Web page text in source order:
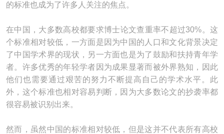
的标准也成为了许多人关注的焦点。
在中国，大多数高校都要求博士论文查重率不超过30%。这
个标准相对较低，一方面是因为中国的人口和文化背景决定
了中国学术界的现状，另一方面也是为了鼓励和扶持青年学
者。许多优秀的年轻学者因为成果显著而被外界熟知，因此
他们也需要通过艰苦的努力不断提高自己的学术水平。此
外，这个标准也相对容易判断，因为大多数论文的抄袭率都
很容易被识别出来。
然而，虽然中国的标准相对较低，但是这并不代表所有高校